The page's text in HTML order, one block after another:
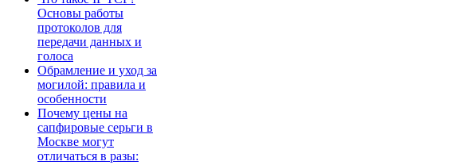
Основы работы
протоколов для
передачи данных и
голоса
Обрамление и уход за
могилой: правила и
особенности
Почему цены на
сапфировые серьги в
Москве могут
отличаться в разы: